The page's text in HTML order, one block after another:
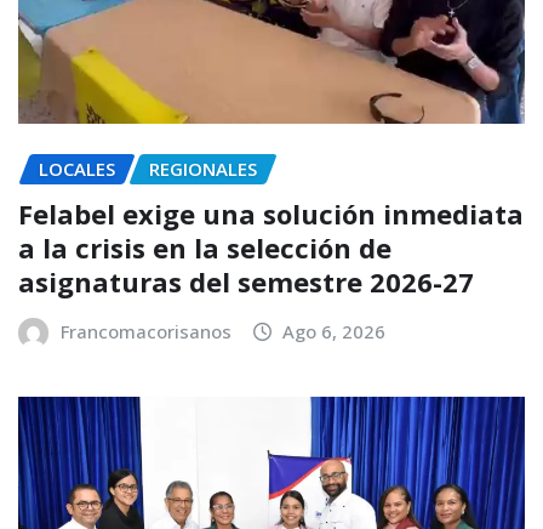
LOCALES REGIONALES
Felabel exige una solución inmediata
a la crisis en la selección de
asignaturas del semestre 2026-27
Francomacorisanos Ago 6, 2026